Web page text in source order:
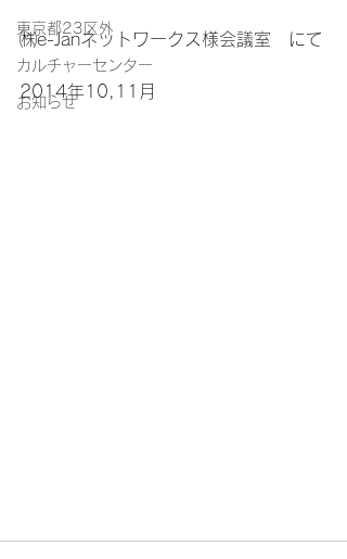
東京都23区外
カルチャーセンター
お知らせ
㈱e-Janネットワークス様会議室　にて
2014年10,11月